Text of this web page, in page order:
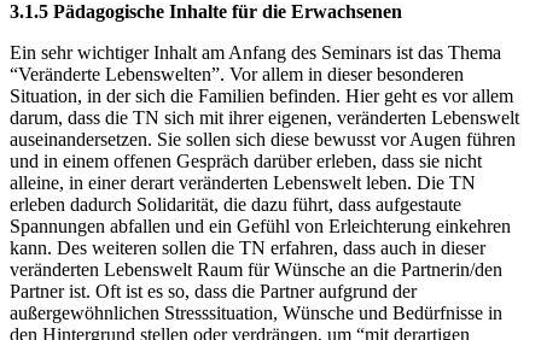
3.1.5 Pädagogische Inhalte für die Erwachsenen
Ein sehr wichtiger Inhalt am Anfang des Seminars ist das Thema
“Veränderte Lebenswelten”. Vor allem in dieser besonderen
Situation, in der sich die Familien befinden. Hier geht es vor allem
darum, dass die TN sich mit ihrer eigenen, veränderten Lebenswelt
auseinandersetzen. Sie sollen sich diese bewusst vor Augen führen
und in einem offenen Gespräch darüber erleben, dass sie nicht
alleine, in einer derart veränderten Lebenswelt leben. Die TN
erleben dadurch Solidarität, die dazu führt, dass aufgestaute
Spannungen abfallen und ein Gefühl von Erleichterung einkehren
kann. Des weiteren sollen die TN erfahren, dass auch in dieser
veränderten Lebenswelt Raum für Wünsche an die Partnerin/den
Partner ist. Oft ist es so, dass die Partner aufgrund der
außergewöhnlichen Stresssituation, Wünsche und Bedürfnisse in
den Hintergrund stellen oder verdrängen, um “mit derartigen